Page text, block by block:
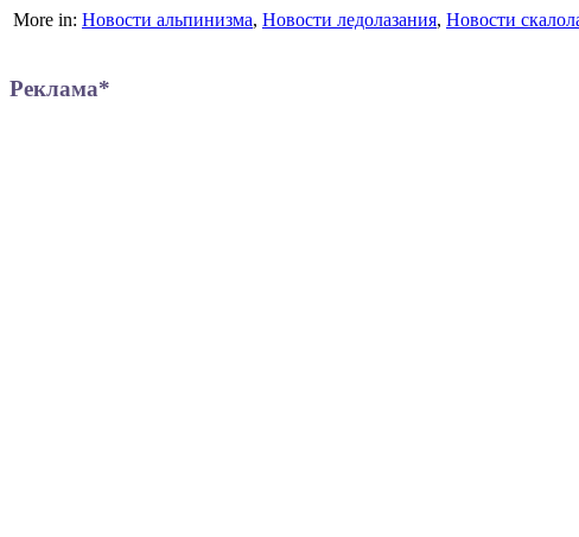
More in: Новости альпинизма, Новости ледолазания, Новости
Реклама*